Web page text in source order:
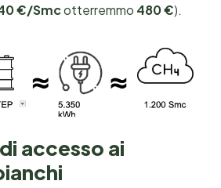
€/Smcotterremmo 480 €).
accesso ai